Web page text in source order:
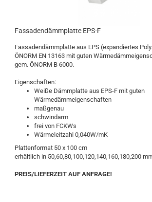
Fassadendämmplatte EPS-F
Fassadendämmplatte aus EPS (expandiertes
ÖNORM EN 13163 mit guten
gem. ÖNORM B 6000.
Eigenschaften:
Weiße Dämmplatte aus EPS-F mit guten
Wärmedämmeigenschaften
maßgenau
schwindarm
frei von FCKWs
Wärmeleitzahl 0,040W/mK
Plattenformat 50 x 100 cm
erhältlich in 50,60,80,100,120,140,160,180,200
PREIS/LIEFERZEIT AUF ANFRAGE!